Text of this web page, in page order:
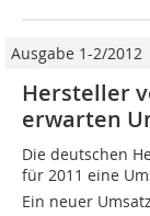
Ausgabe 1-2/2012
Hersteller
erwarten
Die deutschen
für 2011 eine
Ein neuer